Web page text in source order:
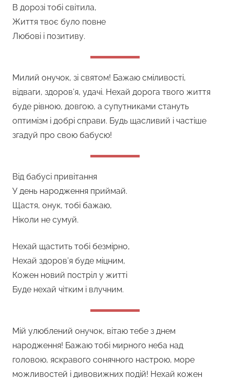
В дорозі тобі світила,
Життя твоє було повне
Любові і позитиву.
Милий онучок, зі святом! Бажаю сміливості,
відваги, здоров’я, удачі. Нехай дорога твого життя
буде рівною, довгою, а супутниками стануть
оптимізм і добрі справи. Будь щасливий і частіше
згадуй про свою бабусю!
Від бабусі привітання
У день народження приймай.
Щастя, онук, тобі бажаю,
Ніколи не сумуй.
Нехай щастить тобі безмірно,
Нехай здоров’я буде міцним,
Кожен новий постріл у житті
Буде нехай чітким і влучним.
Мій улюблений онучок, вітаю тебе з днем
народження! Бажаю тобі мирного неба над
головою, яскравого сонячного настрою, море
можливостей і дивовижних подій! Нехай кожен